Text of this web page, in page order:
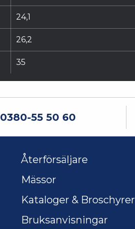
24,1
26,2
35
0380-55 50 60
Återförsäljare
Mässor
Kataloger & Broschyrer
Bruksanvisningar